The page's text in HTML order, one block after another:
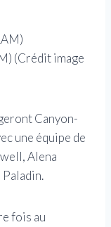
(Crédit image
Canyon-
une équipe de
Alena
fois au